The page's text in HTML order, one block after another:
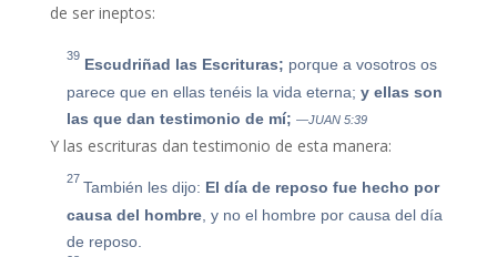
de ser ineptos:
39 Escudriñad las Escrituras; porque a vosotros os
parece que en ellas tenéis la vida eterna; y ellas son
las que dan testimonio de mí; —JUAN 5:39
Y las escrituras dan testimonio de esta manera:
27 También les dijo: El día de reposo fue hecho por
causa del hombre, y no el hombre por causa del día
de reposo.